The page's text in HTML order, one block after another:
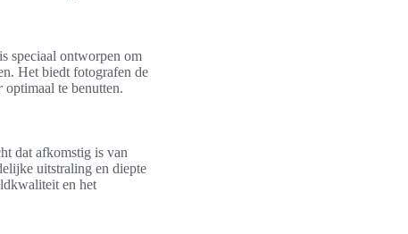
is speciaal ontworpen om
Het biedt fotografen de
optimaal te benutten.
dat afkomstig is van
uitstraling en diepte
en het